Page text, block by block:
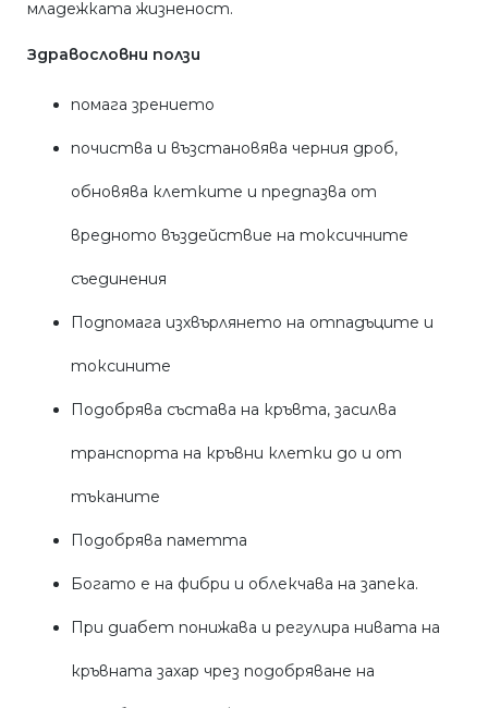
младежката жизненост.
Здравословни ползи
помага зрението
почиства и възстановява черния дроб,
обновява клетките и предпазва от
вредното въздействие на токсичните
съединения
Подпомага изхвърлянето на отпадъците и
токсините
Подобрява състава на кръвта, засилва
транспорта на кръвни клетки до и от
тъканите
Подобрява паметта
Богато е на фибри и облекчава на запека.
При диабет понижава и регулира нивата на
кръвната захар чрез подобряване на